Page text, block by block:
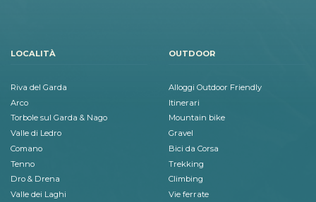
LOCALITÀ
Riva del Garda
Arco
Torbole sul Garda & Nago
Valle di Ledro
Comano
Tenno
Dro & Drena
Valle dei Laghi
OUTDOOR
Alloggi Outdoor Friendly
Itinerari
Mountain bike
Gravel
Bici da Corsa
Trekking
Climbing
Vie ferrate